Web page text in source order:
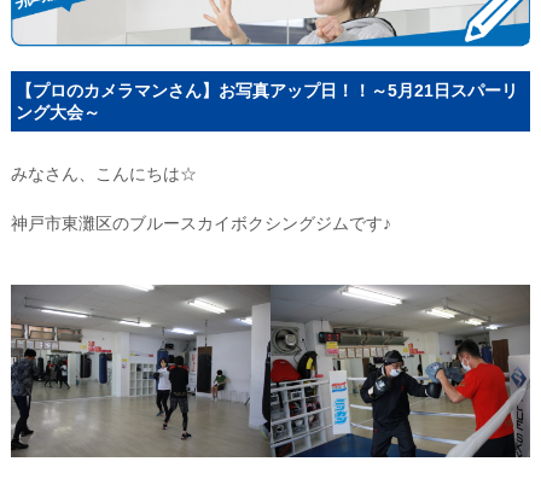
【プロのカメラマンさん】お写真アップ日！！～5月21日スパーリ
ング大会～
みなさん、こんにちは☆
神戸市東灘区のブルースカイボクシングジムです♪